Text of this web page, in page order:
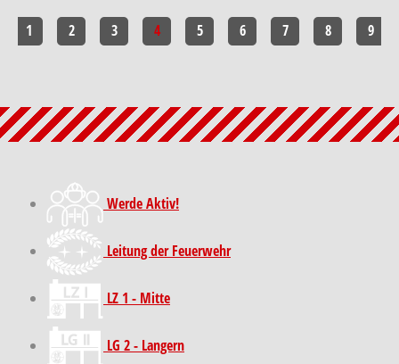
1 2 3 4 5 6 7 8 9
Werde Aktiv!
Leitung der Feuerwehr
LZ 1 - Mitte
LG 2 - Langern